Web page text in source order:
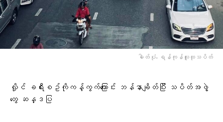
ဓါတ်ပုံ- ရန်ကုန်လူထုသပိတ်
လှိုင် ခရီးစဥ်ကိုကန့်ကွက်​ကြောင်း ဘန်နာချိတ်ပြီး သပိတ်အဖွဲ့​
တွေ ဆန္ဒပြ